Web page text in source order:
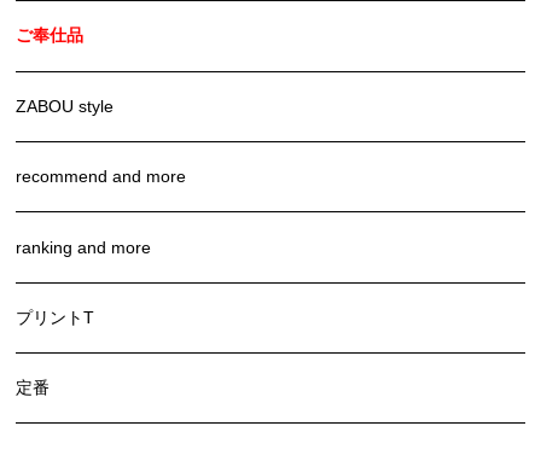
ご奉仕品
ZABOU style
recommend and more
ranking and more
プリントT
定番